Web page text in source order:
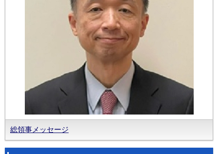
総領事メッセージ